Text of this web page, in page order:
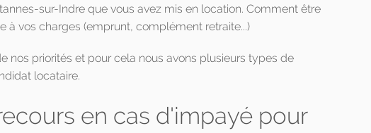
sur-Indre que vous avez mis en location. Comment être
à vos charges (emprunt, complément retraite...)
nos priorités et pour cela nous avons plusieurs types de
locataire.
en cas d'impayé pour